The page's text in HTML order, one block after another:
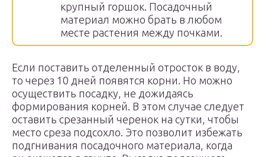
крупный горшок. Посадочный
материал можно брать в любом
месте растения между почками.
Если поставить отделенный отросток в воду,
то через 10 дней появятся корни. Но можно
осуществить посадку, не дожидаясь
формирования корней. В этом случае следует
оставить срезанный черенок на сутки, чтобы
место среза подсохло. Это позволит избежать
подгнивания посадочного материала, когда